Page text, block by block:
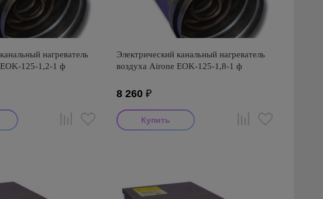
нагреватель
125-1,2-1 ф
Электрический канальный нагреватель
воздуха Airone EOK-125-1,8-1 ф
8 260 ₽